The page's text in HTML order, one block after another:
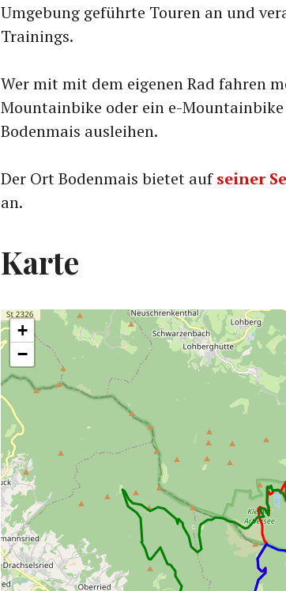
Umgebung geführte Touren an und
Trainings.
Wer mit mit dem eigenen Rad fahren
Mountainbike oder ein e-
Bodenmais ausleihen.
Der Ort Bodenmais bietet aufseiner
an.
Karte
+
−